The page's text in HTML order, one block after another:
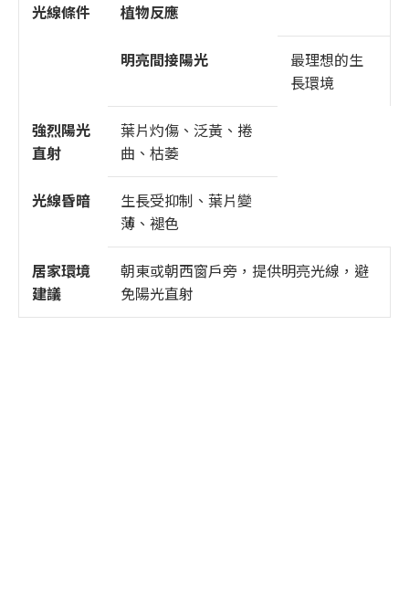
光線條件
植物反應
明亮間接陽光
最理想的生
長環境
強烈陽光
直射
葉片灼傷、泛黃、捲
曲、枯萎
光線昏暗
生長受抑制、葉片變
薄、褪色
居家環境
建議
朝東或朝西窗戶旁，提供明亮光線，避
免陽光直射